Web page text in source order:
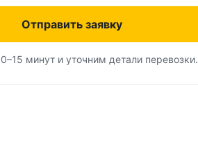
Отправить заявку
минут и уточним детали перевозки.